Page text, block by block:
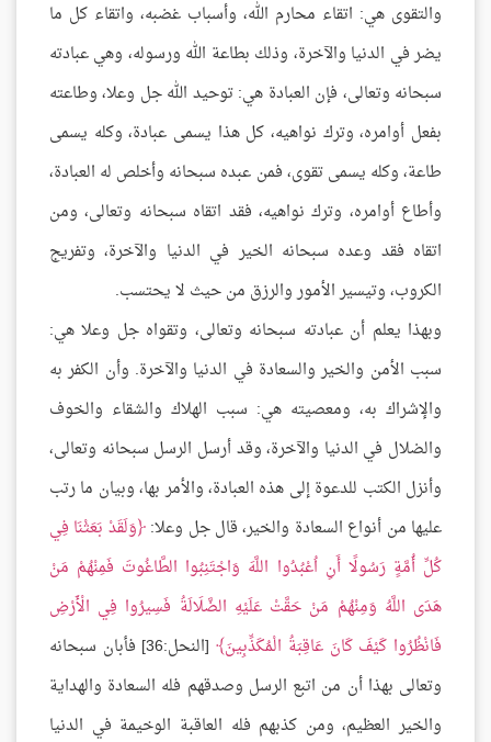
والتقوى هي: اتقاء محارم الله، وأسباب غضبه، واتقاء كل ما
يضر في الدنيا والآخرة، وذلك بطاعة الله ورسوله، وهي عبادته
سبحانه وتعالى، فإن العبادة هي: توحيد الله جل وعلا، وطاعته
بفعل أوامره، وترك نواهيه، كل هذا يسمى عبادة، وكله يسمى
طاعة، وكله يسمى تقوى، فمن عبده سبحانه وأخلص له العبادة،
وأطاع أوامره، وترك نواهيه، فقد اتقاه سبحانه وتعالى، ومن
اتقاه فقد وعده سبحانه الخير في الدنيا والآخرة، وتفريج
الكروب، وتيسير الأمور والرزق من حيث لا يحتسب.
وبهذا يعلم أن عبادته سبحانه وتعالى، وتقواه جل وعلا هي:
سبب الأمن والخير والسعادة في الدنيا والآخرة. وأن الكفر به
والإشراك به، ومعصيته هي: سبب الهلاك والشقاء والخوف
والضلال في الدنيا والآخرة، وقد أرسل الرسل سبحانه وتعالى،
وأنزل الكتب للدعوة إلى هذه العبادة، والأمر بها، وبيان ما رتب
عليها من أنواع السعادة والخير، قال جل وعلا: وَلَقَدْ بَعَثْنَا فِي
كُلِّ أُمَّةٍ رَسُولًا أَنِ اُعْبُدُوا اللَّهَ وَاجْتَنِبُوا الطَّاغُوتَ فَمِنْهُمْ مَنْ
هَدَى اللَّهُ وَمِنْهُمْ مَنْ حَقَّتْ عَلَيْهِ الضَّلَالَةُ فَسِيرُوا فِي الْأَرْضِ
فَانْظُرُوا كَيْفَ كَانَ عَاقِبَةُ الْمُكَذِّبِينَ
[النحل:36] فأبان سبحانه
وتعالى بهذا أن من اتبع الرسل وصدقهم فله السعادة والهداية
والخير العظيم، ومن كذبهم فله العاقبة الوخيمة في الدنيا